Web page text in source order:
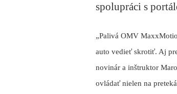
spolupráci s
„Palivá OMV
auto vedieť skrotiť. Aj
novinár a inštruktor
ovládať nielen na